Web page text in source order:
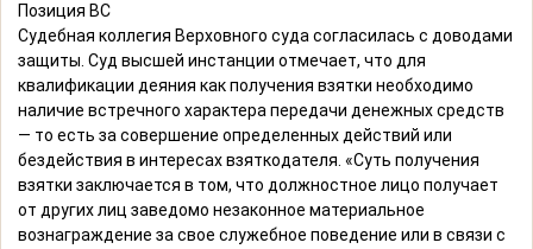
Позиция ВС
Судебная коллегия Верховного суда согласилась с доводами
защиты. Суд высшей инстанции отмечает, что для
квалификации деяния как получения взятки необходимо
наличие встречного характера передачи денежных средств
— то есть за совершение определенных действий или
бездействия в интересах взяткодателя. «Суть получения
взятки заключается в том, что должностное лицо получает
от других лиц заведомо незаконное материальное
вознаграждение за свое служебное поведение или в связи с